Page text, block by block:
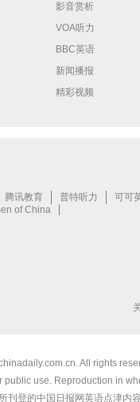
影音赏析
VOA听力
BBC英语
新闻播报
精彩视频
All rights
public use. Reproduction in
刊登的中国日报网英语点津内